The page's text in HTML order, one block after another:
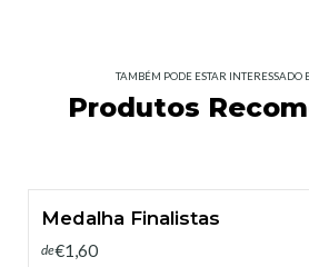
TAMBÉM PODE ESTAR INTERESSADO
Produtos
Medalha Finalistas
de€1,60